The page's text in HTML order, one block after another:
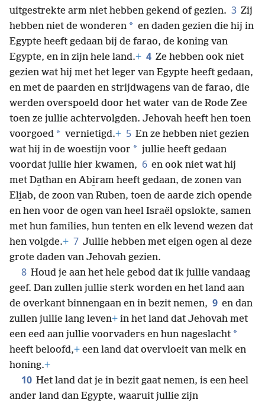
uitgestrekte arm niet hebben gekend of gezien. 3 Zij
hebben niet de wonderen * en daden gezien die hij in
Egypte heeft gedaan bij de farao, de koning van
Egypte, en in zijn hele land.+ 4 Ze hebben ook niet
gezien wat hij met het leger van Egypte heeft gedaan,
en met de paarden en strijdwagens van de farao, die
werden overspoeld door het water van de Rode Zee
toen ze jullie achtervolgden. Jehovah heeft hen toen
voorgoed * vernietigd.+ 5 En ze hebben niet gezien
wat hij in de woestijn voor * jullie heeft gedaan
voordat jullie hier kwamen, 6 en ook niet wat hij
met Da̱than en Abi̱ram heeft gedaan, de zonen van
Eli̱ab, de zoon van Ruben, toen de aarde zich opende
en hen voor de ogen van heel Israël opslokte, samen
met hun families, hun tenten en elk levend wezen dat
hen volgde.+ 7 Jullie hebben met eigen ogen al deze
grote daden van Jehovah gezien.
8 Houd je aan het hele gebod dat ik jullie vandaag
geef. Dan zullen jullie sterk worden en het land aan
de overkant binnengaan en in bezit nemen, 9 en dan
zullen jullie lang leven+ in het land dat Jehovah met
een eed aan jullie voorvaders en hun nageslacht *
heeft beloofd,+ een land dat overvloeit van melk en
honing.+
10 Het land dat je in bezit gaat nemen, is een heel
ander land dan Egypte, waaruit jullie zijn